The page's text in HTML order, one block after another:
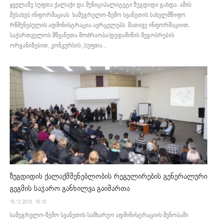
ყველაზე სუფთა ქალაქი და მუნიციპალიტეტი ზუგდიდი გახდა. ამის
შესახებ ინფორმაციას სამეგრელო-ზემო სვანეთის სახელმწიფო
რწმუნებულის ადმინისტრაცია ავრცელებს. მათივე ინფორმაციით,
საქართველოს მწვანეთა მოძრაობა/დედამიწის მეგობრების
ორგანიზებით, კონკურსის „სუფთა...
ზუგდიდის ქალაქმშენებლობის რეგულირების გენერალური
გეგმის საჯარო განხილვა გაიმართა
16.12.2019. 18:10
სამეგრელო-ზემო სვანეთის სამხარეო ადმინისტრაციის შენობაში